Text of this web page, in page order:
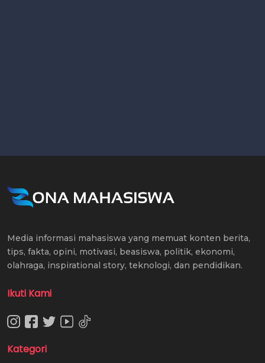
Media informasi mahasiswa yang memuat konten berita,
tips, fakta, opini, motivasi, beasiswa, politik, ekonomi,
olahraga, inspirational story, teknologi, dan pendidikan.
Ikuti Kami
Kategori